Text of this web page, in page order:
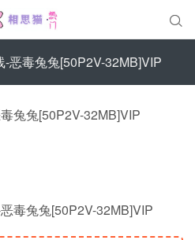

恶毒兔兔[50P2V-32MB]VIP
兔兔[50P2V-32MB]VIP